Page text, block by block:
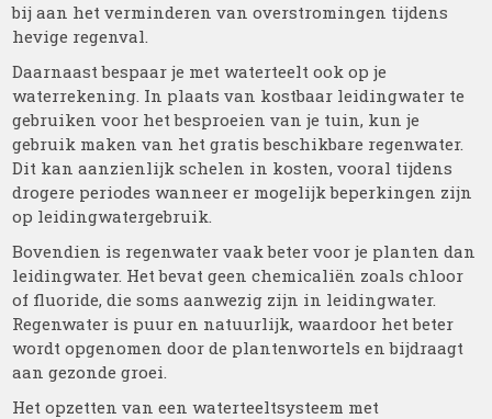
bij aan het verminderen van overstromingen tijdens
hevige regenval.
Daarnaast bespaar je met waterteelt ook op je
waterrekening. In plaats van kostbaar leidingwater te
gebruiken voor het besproeien van je tuin, kun je
gebruik maken van het gratis beschikbare regenwater.
Dit kan aanzienlijk schelen in kosten, vooral tijdens
drogere periodes wanneer er mogelijk beperkingen zijn
op leidingwatergebruik.
Bovendien is regenwater vaak beter voor je planten dan
leidingwater. Het bevat geen chemicaliën zoals chloor
of fluoride, die soms aanwezig zijn in leidingwater.
Regenwater is puur en natuurlijk, waardoor het beter
wordt opgenomen door de plantenwortels en bijdraagt
aan gezonde groei.
Het opzetten van een waterteeltsysteem met